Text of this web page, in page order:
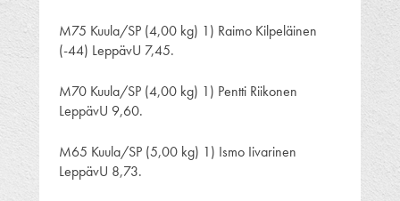
M75 Kuula/SP (4,00 kg) 1) Raimo Kilpeläinen
(-44) LeppävU 7,45.
M70 Kuula/SP (4,00 kg) 1) Pentti Riikonen
LeppävU 9,60.
M65 Kuula/SP (5,00 kg) 1) Ismo Iivarinen
LeppävU 8,73.